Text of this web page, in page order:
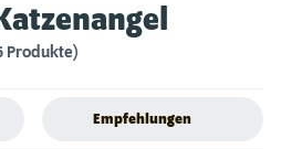
Produkte)
Empfehlungen